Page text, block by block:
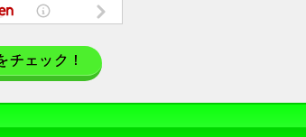
チェック！